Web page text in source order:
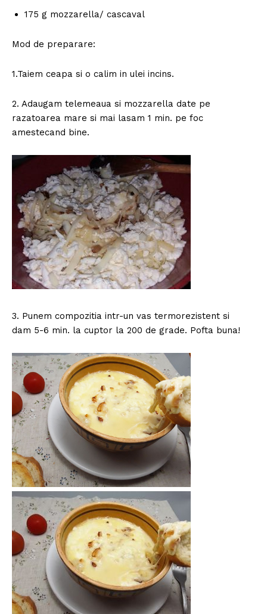
175 g mozzarella/ cascaval
Mod de preparare:
1.Taiem ceapa si o calim in ulei incins.
2. Adaugam telemeaua si mozzarella date pe
razatoarea mare si mai lasam 1 min. pe foc
amestecand bine.
3. Punem compozitia intr-un vas termorezistent si
dam 5-6 min. la cuptor la 200 de grade. Pofta buna!